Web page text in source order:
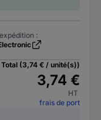
:
Total (3,74 € / unité(s))
3,74 €
HT
frais de port